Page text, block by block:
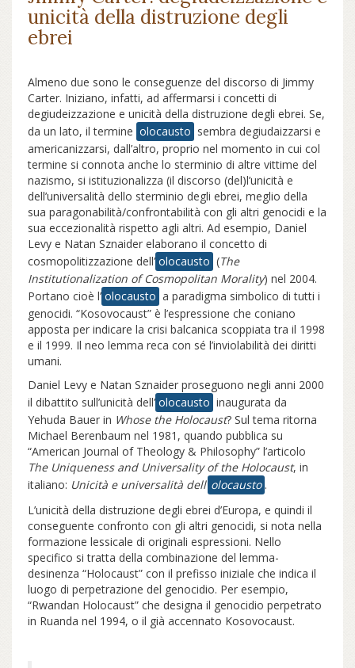
unicità della distruzione degli
ebrei
Almeno due sono le conseguenze del discorso di Jimmy
Carter. Iniziano, infatti, ad affermarsi i concetti di
degiudeizzazione e unicità della distruzione degli ebrei. Se,
da un lato, il termine olocausto sembra degiudaizzarsi e
americanizzarsi, dall’altro, proprio nel momento in cui col
termine si connota anche lo sterminio di altre vittime del
nazismo, si istituzionalizza (il discorso (del)l’unicità e
dell’universalità dello sterminio degli ebrei, meglio della
sua paragonabilità/confrontabilità con gli altri genocidi e la
sua eccezionalità rispetto agli altri. Ad esempio, Daniel
Levy e Natan Sznaider elaborano il concetto di
cosmopolitizzazione dell’ olocausto (The
Institutionalization of Cosmopolitan Morality) nel 2004.
Portano cioè l’ olocausto a paradigma simbolico di tutti i
genocidi. “Kosovocaust” è l’espressione che coniano
apposta per indicare la crisi balcanica scoppiata tra il 1998
e il 1999. Il neo lemma reca con sé l’inviolabilità dei diritti
umani.
Daniel Levy e Natan Sznaider proseguono negli anni 2000
il dibattito sull’unicità dell’ olocausto inaugurata da
Yehuda Bauer in Whose the Holocaust? Sul tema ritorna
Michael Berenbaum nel 1981, quando pubblica su
“American Journal of Theology & Philosophy” l’articolo
The Uniqueness and Universality of the Holocaust, in
italiano: Unicità e universalità dell’ olocausto .
L’unicità della distruzione degli ebrei d’Europa, e quindi il
conseguente confronto con gli altri genocidi, si nota nella
formazione lessicale di originali espressioni. Nello
specifico si tratta della combinazione del lemma-
desinenza “Holocaust” con il prefisso iniziale che indica il
luogo di perpetrazione del genocidio. Per esempio,
“Rwandan Holocaust” che designa il genocidio perpetrato
in Ruanda nel 1994, o il già accennato Kosovocaust.